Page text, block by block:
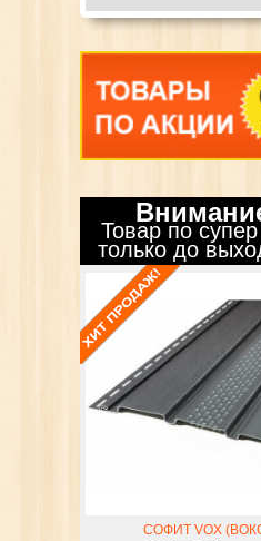
Товар по
только до
СОФИТ VOX (ВОКС)